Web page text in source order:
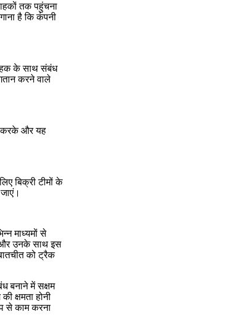
तक पहुंचना
है कि कंपनी
के साथ संबंध
करने वाले
करके और यह
बिक्री टीमों के
माध्यमों से
और उनके साथ इस
को ट्रैक
बनाने में सक्षम
क्षमता होनी
से काम करना